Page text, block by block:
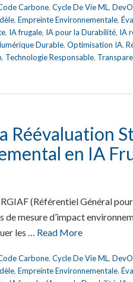
Carbone, Cycle De Vie ML,
, Empreinte Environnementale,
, IA frugale, IA pour la Durabilité, IA
Durable, Optimisation IA,
, Technologie Responsable,
Réévaluation
en IA
(Référentiel Général
mesure d’impact
les … Read More
Carbone, Cycle De Vie ML,
, Empreinte Environnementale,